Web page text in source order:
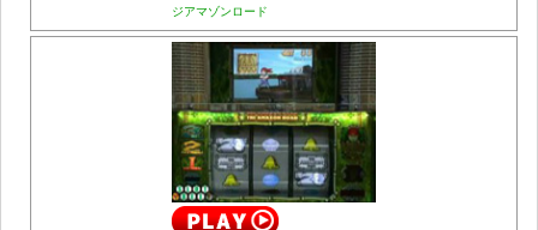
ジアマゾンロード